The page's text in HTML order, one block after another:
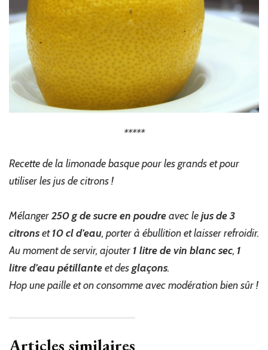
*****
Recette de la limonade basque pour les grands et pour
utiliser les jus de citrons !
Mélanger250 g de sucre en poudreavec lejus de 3
citronset10 cld’eau, porter à ébullition et laisser refroidir.
Au moment de servir, ajouter 1 litre de vin blanc sec, 1
litre d’eau pétillanteet desglaçons.
Hop une paille et on consomme avec modération bien sûr !
Articles similaires